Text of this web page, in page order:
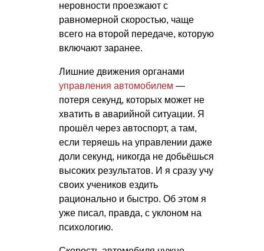
неровности проезжают с
равномерной скоростью, чаще
всего на второй передаче, которую
включают заранее.
Лишние движения органами
управления автомобилем —
потеря секунд, которых может не
хватить в аварийной ситуации. Я
прошёл через автоспорт, а там,
если теряешь на управлении даже
доли секунд, никогда не добьёшься
высоких результатов. И я сразу учу
своих учеников ездить
рационально и быстро. Об этом я
уже писал, правда, с уклоном на
психологию.